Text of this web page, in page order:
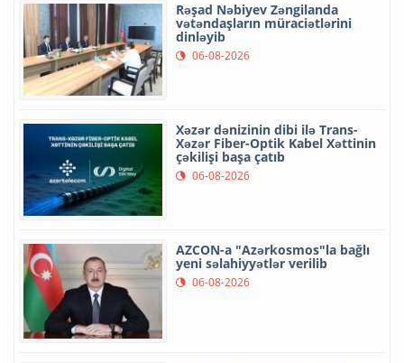
Rəşad Nəbiyev Zəngilanda
vətəndaşların müraciətlərini
dinləyib
06-08-2026
Xəzər dənizinin dibi ilə Trans-
Xəzər Fiber-Optik Kabel Xəttinin
çəkilişi başa çatıb
06-08-2026
AZCON-a "Azərkosmos"la bağlı
yeni səlahiyyətlər verilib
06-08-2026